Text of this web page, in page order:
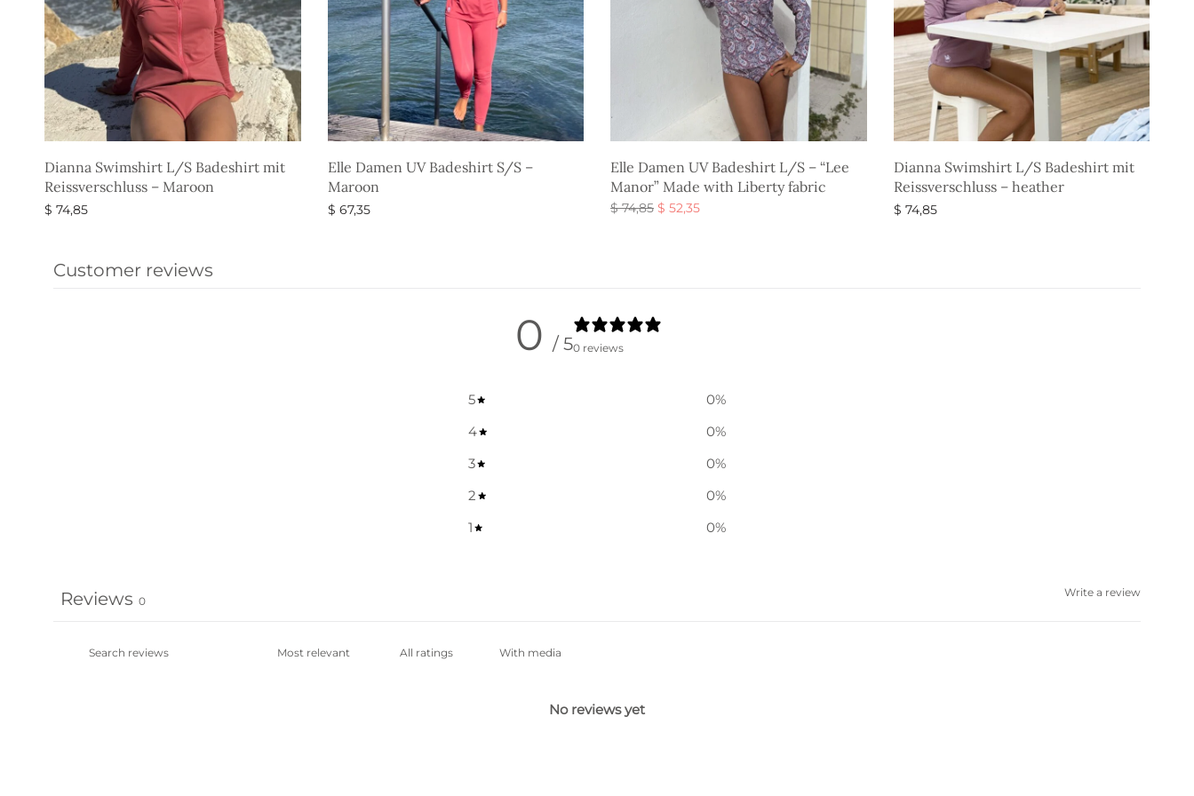
Dianna Swimshirt L/S Badeshirt mit
Reissverschluss – Maroon
$ 74,85
Elle Damen UV Badeshirt S/S –
Maroon
$ 67,35
Elle Damen UV Badeshirt L/S – “Lee
Manor” Made with Liberty fabric
$74,85 Ursprünglicher
$ 52,35Aktueller
Dianna Swimshirt L/S Badeshirt mit
Reissverschluss – heather
$ 74,85
Customer reviews
0 / 50 reviews
5 0%
4
0%
3
0%
2
0%
1
0%
Write a review
Reviews 0
With media
No reviews yet